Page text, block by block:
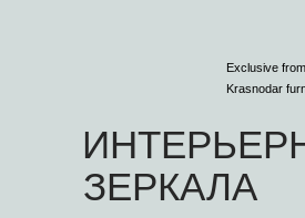
Exclusive
Krasnodar
ЗЕРКАЛА